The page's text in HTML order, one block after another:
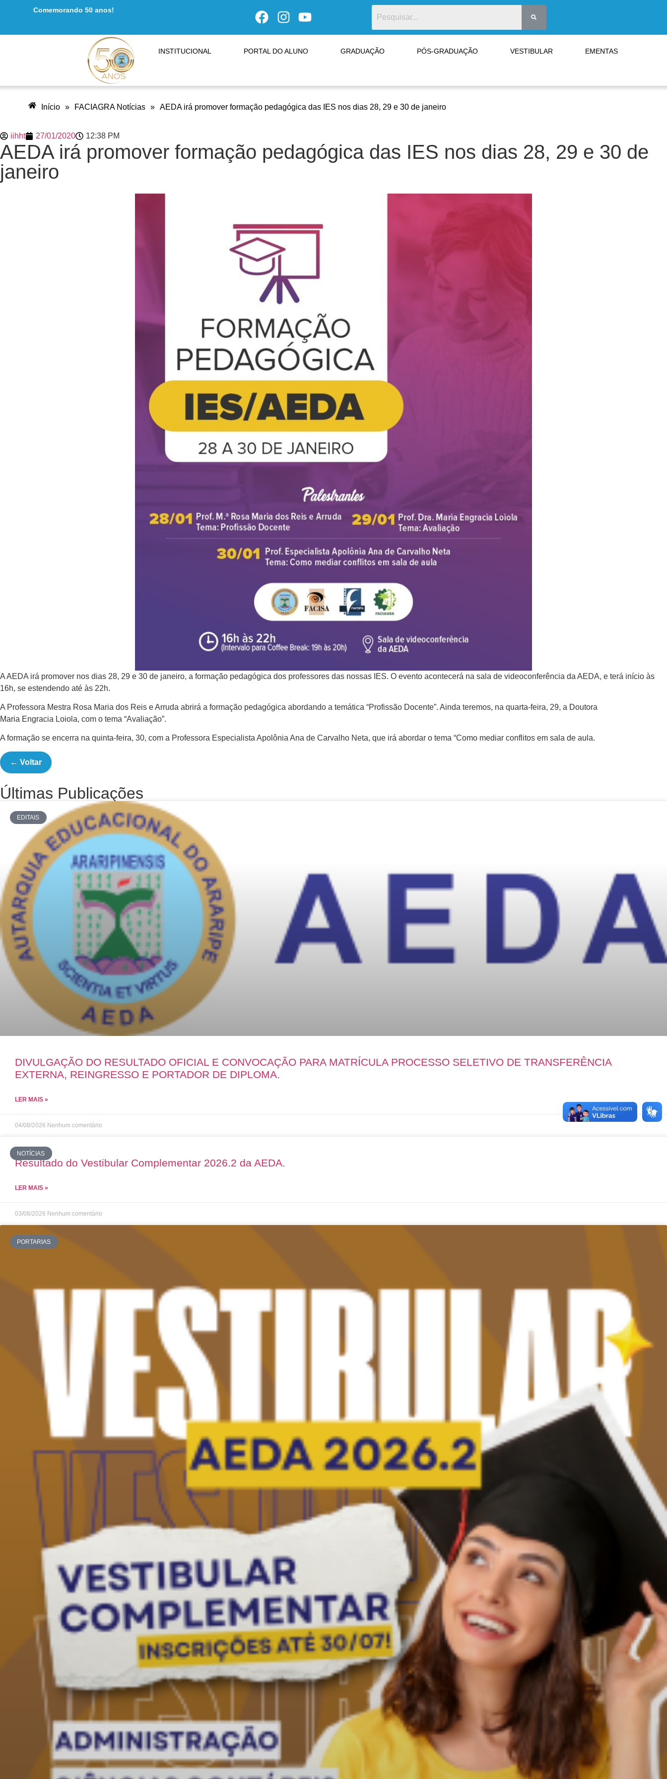
Comemorando 50 anos!
INSTITUCIONAL PORTAL DO ALUNO GRADUAÇÃO PÓS-GRADUAÇÃO VESTIBULAR EMENTAS
Início » FACIAGRA Notícias » AEDA irá promover formação pedagógica das IES nos dias 28, 29 e 30 de janeiro
iihht 27/01/2020 12:38 PM
AEDA irá promover formação pedagógica das IES nos dias 28, 29 e 30 de
janeiro
A AEDA irá promover nos dias 28, 29 e 30 de janeiro, a formação pedagógica dos professores das nossas IES. O evento acontecerá na sala de videoconferência da AEDA, e terá início às
16h, se estendendo até às 22h.
A Professora Mestra Rosa Maria dos Reis e Arruda abrirá a formação pedagógica abordando a temática “Profissão Docente”. Ainda teremos, na quarta-feira, 29, a Doutora
Maria Engracia Loiola, com o tema “Avaliação”.
A formação se encerra na quinta-feira, 30, com a Professora Especialista Apolônia Ana de Carvalho Neta, que irá abordar o tema “Como mediar conflitos em sala de aula.
← Voltar
Últimas Publicações
EDITAIS
DIVULGAÇÃO DO RESULTADO OFICIAL E CONVOCAÇÃO PARA MATRÍCULA PROCESSO SELETIVO DE TRANSFERÊNCIA
EXTERNA, REINGRESSO E PORTADOR DE DIPLOMA.
LER MAIS »
04/08/2026 Nenhum comentário
NOTÍCIAS
Resultado do Vestibular Complementar 2026.2 da AEDA.
LER MAIS »
03/08/2026 Nenhum comentário
PORTARIAS